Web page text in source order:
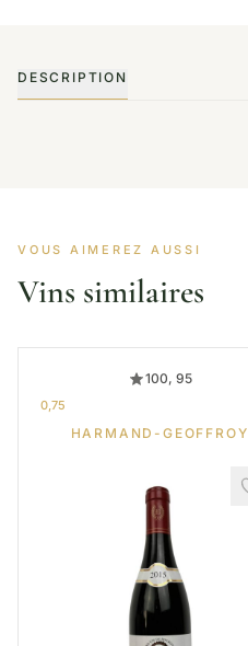
DESCRIPTION
VOUS AIMEREZ AUSSI
Vins similaires
100, 95
0,75
HARMAND-GEOFFROY